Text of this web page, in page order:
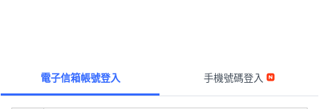
電子信箱帳號登入 手機號碼登入